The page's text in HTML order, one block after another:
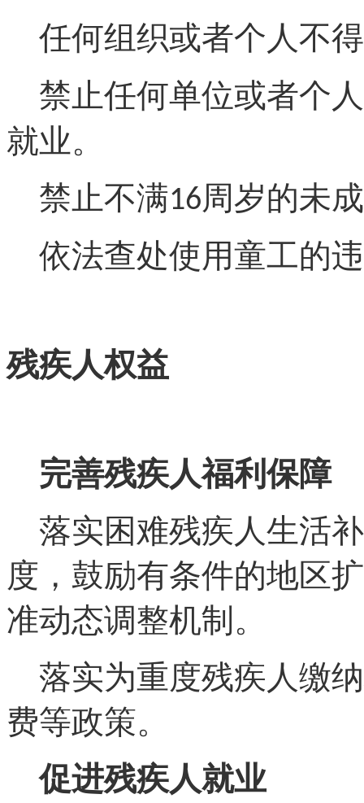
任何组织或者个人不
禁止任何单位或者个
就业。
禁止不满16周岁的未
依法查处使用童工的
残疾人权益
完善残疾人福利保障
落实困难残疾人生活
度，鼓励有条件的地区
准动态调整机制。
落实为重度残疾人缴
费等政策。
促进残疾人就业